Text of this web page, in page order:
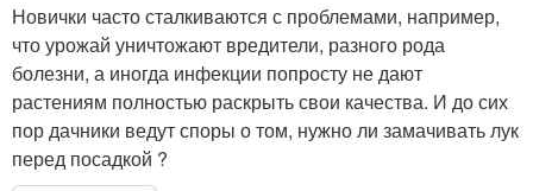
Новички часто сталкиваются с проблемами, например,
что урожай уничтожают вредители, разного рода
болезни, а иногда инфекции попросту не дают
растениям полностью раскрыть свои качества. И до сих
пор дачники ведут споры о том, нужно ли замачивать лук
перед посадкой ?